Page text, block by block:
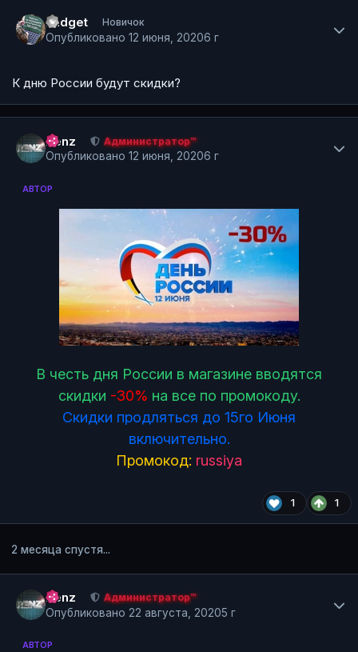
xadget Новичок
Опубликовано 12 июня, 20206 г
К дню России будут скидки?
Renz Администратор™
Опубликовано 12 июня, 20206 г
АВТОР
В честь дня России в магазине вводятся
скидки -30% на все по промокоду.
Скидки продляться до 15го Июня
включительно.
Промокод: russiya
1 1
2 месяца спустя...
Renz Администратор™
Опубликовано 22 августа, 20205 г
АВТОР